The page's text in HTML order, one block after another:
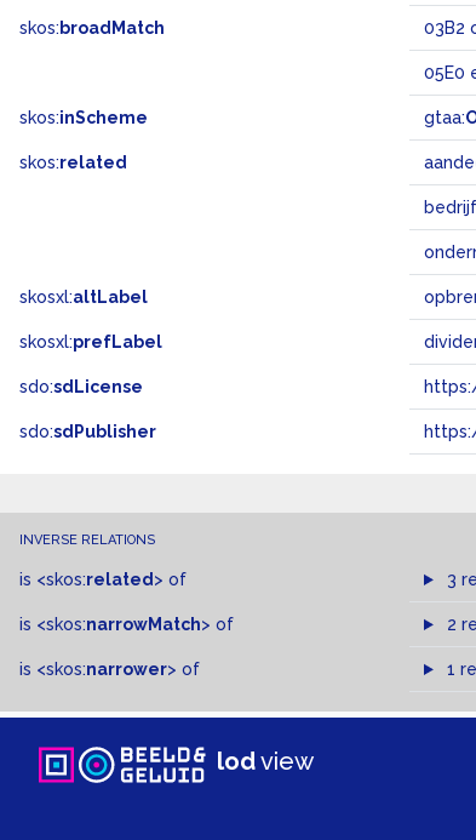
skos: broadMatch 03B2
05E0
skos:inScheme gtaa:
skos:related
skosxl:altLabel
skosxl:prefLabel
sdo:sdLicense
sdo:sdPublisher
INVERSE RELATIONS
is <skos:related > of 3
is <skos:narrowMatch> of 2
is <skos:narrower> of 1
lodview